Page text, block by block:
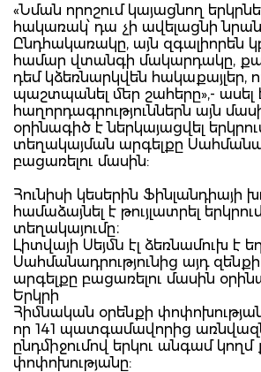
«Նման որոշում կայացնող
հակառակ՝ դա չի ավելացնի
Ընդհակառակը, այն զգալիորեն
համար վտանգի մակարդակը,
դեմ կձեռնարկվեն
պաշտպանել մեր շահերը»,- ասել
հաղորդագրություններն այն
օրինագիծ է ներկայացվել
տեղակայման արգելքը
բացառելու մասին:
Հունիսի կեսերին Ֆինլանդիայի
համաձայնել է թույլատրել
տեղակայումը։
Լիտվայի Սեյմն էլ ձեռնամուխ է
Սահմանադրությունից այդ
արգելքը բացառելու մասին
Երկրի
Հիմնական օրենքի
որ 141 պատգամավորից
ընդմիջումով երկու անգամ
փոփոխությանը: